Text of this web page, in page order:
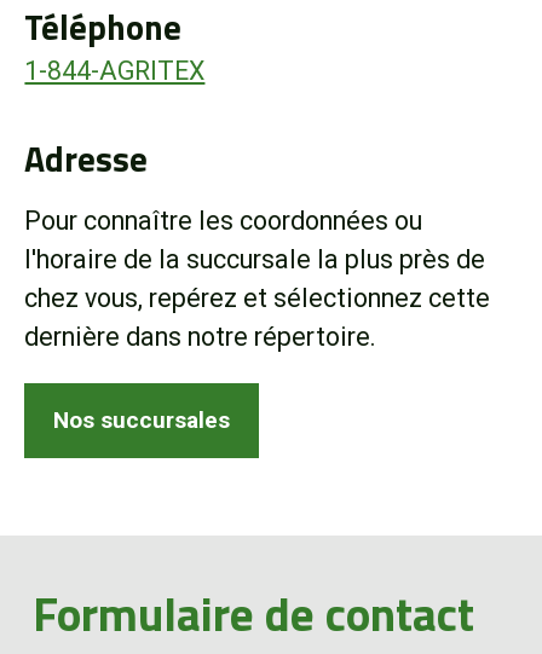
Téléphone
1-844-AGRITEX
Adresse
Pour connaître les coordonnées ou
l'horaire de la succursale la plus près de
chez vous, repérez et sélectionnez cette
dernière dans notre répertoire.
Nos succursales
Formulaire de contact
À propos
Promotions
Carrières
Actualités
Nous joindre
EN